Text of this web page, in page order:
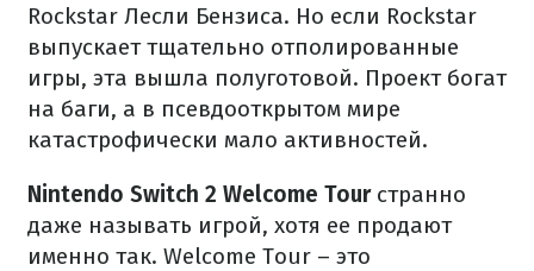
Rockstar Лесли Бензиса. Но если Rockstar
выпускает тщательно отполированные
игры, эта вышла полуготовой. Проект богат
на баги, а в псевдооткрытом мире
катастрофически мало активностей.
Nintendo Switch 2 Welcome Tourстранно
даже называть игрой, хотя ее продают
именно так. Welcome Tour – это